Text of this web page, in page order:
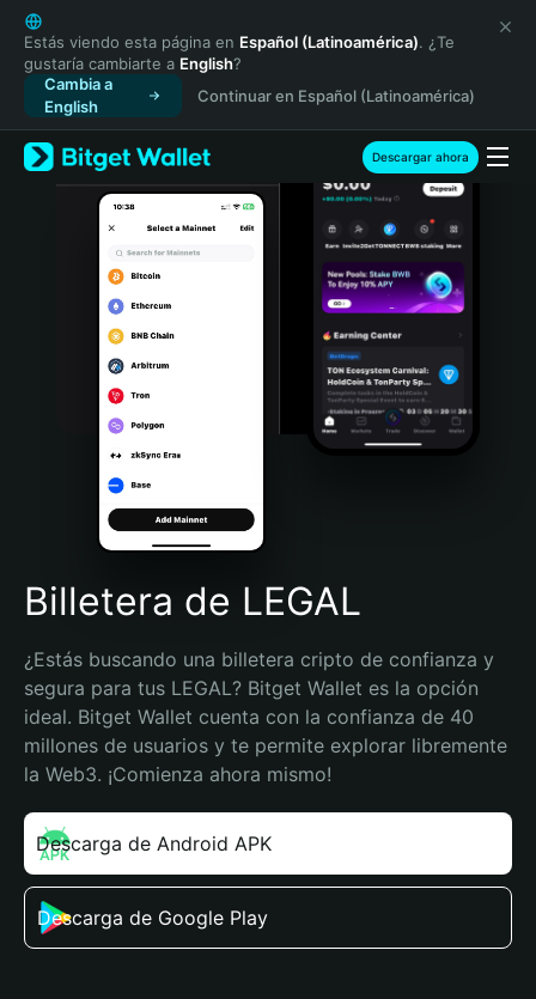
English
日本語
Tiếng Việt
Русский
Español (Latinoamérica)
Türkçe
Italiano
Português (Portugal)
Bahasa Indonesia
Português (Brasil)
Español (Argentina)
Estás viendo esta página en Español (Latinoamérica). ¿Te
gustaría cambiarte a English?
Cambia a
English
Continuar en Español (Latinoamérica)
Descargar ahora
Billetera de LEGAL
¿Estás buscando una billetera cripto de confianza y
segura para tus LEGAL? Bitget Wallet es la opción
ideal. Bitget Wallet cuenta con la confianza de 40
millones de usuarios y te permite explorar libremente
la Web3. ¡Comienza ahora mismo!
Descarga de Android APK
Descarga de Google Play